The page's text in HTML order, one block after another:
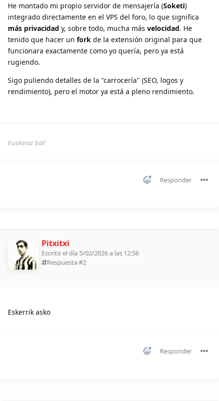
He montado mi propio servidor de mensajería (Soketi)
integrado directamente en el VPS del foro, lo que significa
más privacidad y, sobre todo, mucha más velocidad. He
tenido que hacer un fork de la extensión original para que
funcionara exactamente como yo quería, pero ya está
rugiendo.
Sigo puliendo detalles de la "carrocería" (SEO, logos y
rendimiento), pero el motor ya está a pleno rendimiento.
Euskaraz bai!
Responder
Pitxitxi
Escrito el día 5/02/2026 a las 12:56
Respuesta #2
Eskerrik asko
Responder